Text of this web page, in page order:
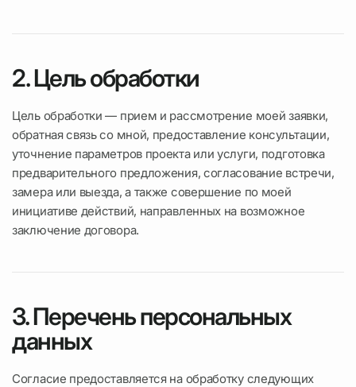
2. Цель обработки
Цель обработки — прием и рассмотрение моей заявки,
обратная связь со мной, предоставление консультации,
уточнение параметров проекта или услуги, подготовка
предварительного предложения, согласование встречи,
замера или выезда, а также совершение по моей
инициативе действий, направленных на возможное
заключение договора.
3. Перечень персональных
данных
Согласие предоставляется на обработку следующих